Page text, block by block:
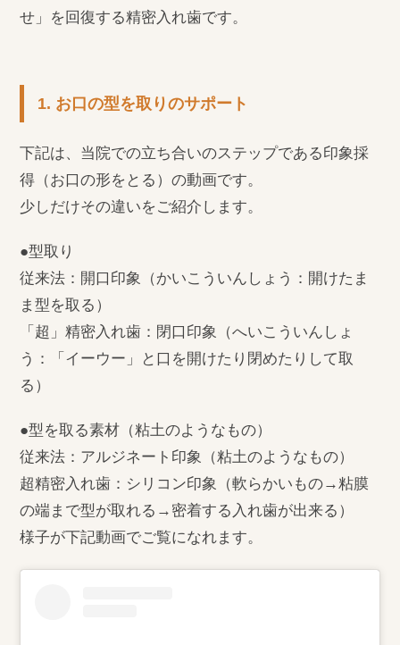
せ」を回復する精密入れ歯です。
1. お口の型を取りのサポート
下記は、当院での立ち合いのステップである印象採
得（お口の形をとる）の動画です。
少しだけその違いをご紹介します。
●型取り
従来法：開口印象（かいこういんしょう：開けたま
ま型を取る）
「超」精密入れ歯：閉口印象（へいこういんしょ
う：「イーウー」と口を開けたり閉めたりして取
る）
●型を取る素材（粘土のようなもの）
従来法：アルジネート印象（粘土のようなもの）
超精密入れ歯：シリコン印象（軟らかいもの→粘膜
の端まで型が取れる→密着する入れ歯が出来る）
様子が下記動画でご覧になれます。